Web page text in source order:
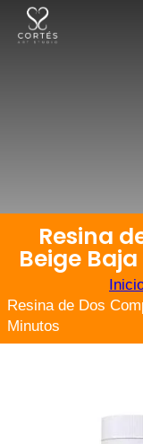
Resina
Beige
Resina de Dos
Minutos